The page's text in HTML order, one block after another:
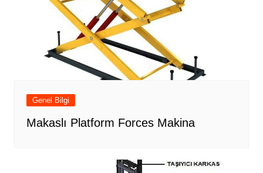
Genel Bilgi
Makaslı Platform Forces Makina